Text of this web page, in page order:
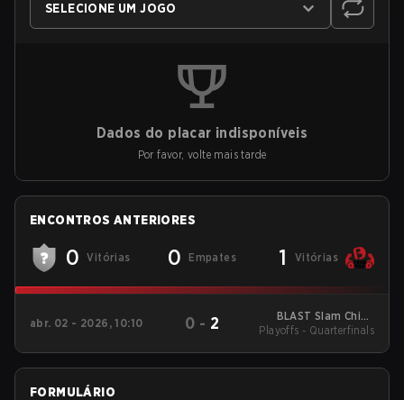
SELECIONE UM JOGO
Dados do placar indisponíveis
Por favor, volte mais tarde
ENCONTROS ANTERIORES
0 Vitórias 0 Empates 1 Vitórias
abr. 02 - 2026, 10:10 0 - 2
BLAST Slam China
Closed Qualifier
Playoffs - Quarterfinals
FORMULÁRIO